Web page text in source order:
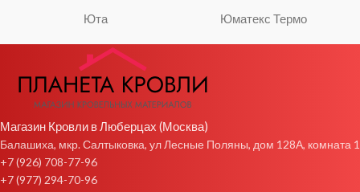
Юта Юматекс Термо
Магазин Кровли в Люберцах (Москва)
Балашиха, мкр. Салтыковка, ул Лесные Поляны, дом 128А, комната 1
+7 (926) 708-77-96
+7 (977) 294-70-96